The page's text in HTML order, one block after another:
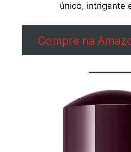
único, intrigante
Compre na